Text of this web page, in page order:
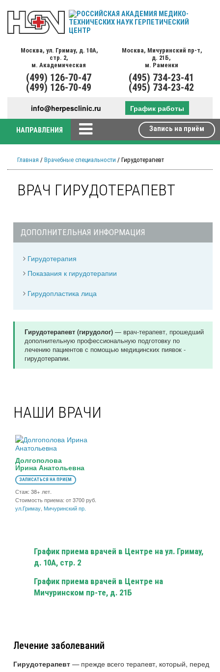
Москва, ул. Гримау, д. 10А,
стр. 2,
м. Академическая
(499) 126-70-47
(499) 126-70-49
Москва, Мичуринский пр-т,
д. 21Б,
м. Раменки
(495) 734-23-41
(495) 734-23-42
info@herpesclinic.ru График работы
НАПРАВЛЕНИЯ Запись на приём
Главная / Врачебные специальности / Гирудотерапевт
ВРАЧ ГИРУДОТЕРАПЕВТ
ДОПОЛНИТЕЛЬНАЯ ИНФОРМАЦИЯ
Гирудотерапия
Показания к гирудотерапии
Гирудопластика лица
Гирудотерапевт (гирудолог) — врач-терапевт, прошедший
дополнительную профессиональную подготовку по
лечению пациентов с помощью медицинских пиявок -
гирудотерапии.
НАШИ ВРАЧИ
Долгополова
Ирина Анатольевна
ЗАПИСАТЬСЯ НА ПРИЕМ
Стаж: 38+ лет.
Стоимость приема: от 3700 руб.
ул.Гримау, Мичуринский пр.
График приема врачей в Центре на ул. Гримау,
д. 10А, стр. 2
График приема врачей в Центре на
Мичуринском пр-те, д. 21Б
Лечение заболеваний
Гирудотерапевт — прежде всего терапевт, который, перед